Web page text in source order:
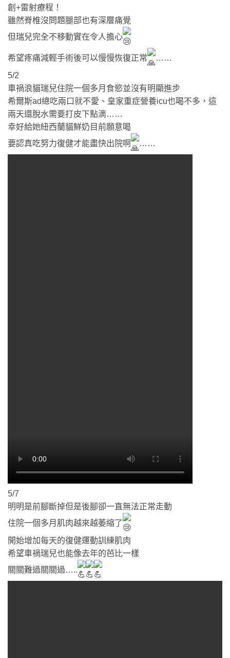
創+雷射療程！
雖然脊椎沒問題腿部也有深層痛覺
但瑞兒完全不移動實在令人擔心
希望疼痛減輕手術後可以慢慢恢復正常 ……
5/2
車禍浪貓瑞兒住院一個多月食慾並沒有明顯進步
希爾斯ad總吃兩口就不愛、皇家重症營養icu也喝不多，這
兩天還脫水需要打皮下點滴……
幸好給她紐西蘭貓鮮奶目前願意喝
要認真吃努力復健才能盡快出院啊
……
5/7
明明是前腳斷掉但是後腳卻一直無法正常走動
住院一個多月肌肉越來越萎縮了
開始增加每天的復健運動訓練肌肉
希望車禍瑞兒也能像去年的芭比一樣
關關難過關關過…..